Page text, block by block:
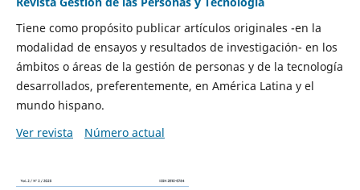
Tiene como propósito publicar artículos originales -en la
modalidad de ensayos y resultados de investigación- en los
ámbitos o áreas de la gestión de personas y de la tecnología
desarrollados, preferentemente, en América Latina y el
mundo hispano.
Ver revista
Número actual